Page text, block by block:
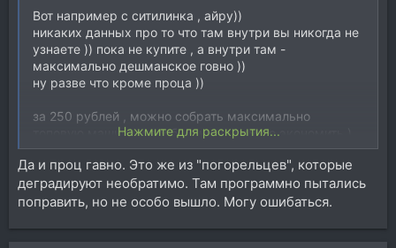
Вот например с ситилинка , айру))
никаких данных про то что там внутри вы никогда не
узнаете )) пока не купите , а внутри там -
максимально дешманское говно ))
ну разве что кроме проца ))
за 250 рублей , можно собрать максимально
топовую машину и вообще ни на чем не экономить )
Нажмите для раскрытия...
Да и проц гавно. Это же из "погорельцев", которые
деградируют необратимо. Там программно пытались
поправить, но не особо вышло. Могу ошибаться.